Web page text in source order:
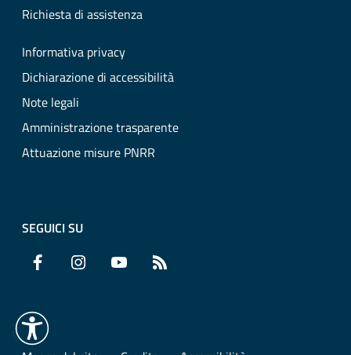
Richiesta di assistenza
Informativa privacy
Dichiarazione di accessibilità
Note legali
Amministrazione trasparente
Attuazione misure PNRR
SEGUICI SU
Facebook Instagram YouTube